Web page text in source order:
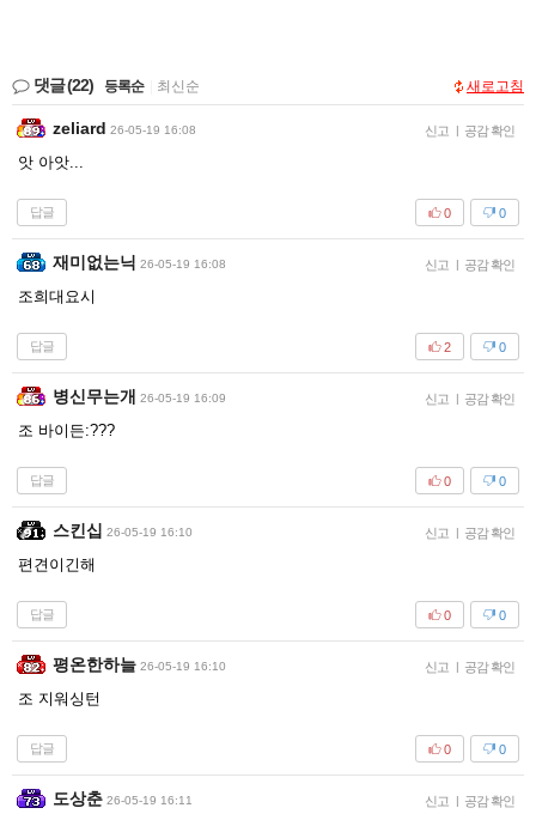
댓글(22) 등록순 최신순 새로고침
zeliard 26-05-19 16:08 신고 | 공감 확인
앗 아앗...
답글 0
0
재미없는닉 26-05-19 16:08 신고 | 공감 확인
조희대요시
답글 0
2
병신무는개 26-05-19 16:09 신고 | 공감 확인
조 바이든:???
답글 0
0
스킨십 26-05-19 16:10 신고 | 공감 확인
편견이긴해
답글 0
0
평온한하늘 26-05-19 16:10 신고 | 공감 확인
조 지워싱턴
답글 0
0
도상춘 26-05-19 16:11 신고 | 공감 확인